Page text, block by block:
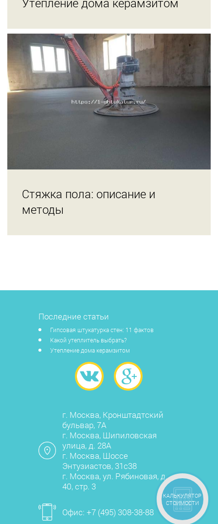
Стяжка пола: описание и
методы
Последние статьи
Гипсовая штукатурка стен: 11 фактов
Какой утеплитель выбрать?
Утепление дома керамзитом
г. Москва, Кронштадтский
бульвар, 7А
г. Москва, Шипиловская
улица, д. 28А
г. Москва, Шоссе
Энтузиастов, 31с38
г. Москва, ул. Рябиновая, д.
40, стр. 3
Офис:+7 (495) 308-38-88
КАЛЬКУЛЯТОР
СТОИМОСТИ